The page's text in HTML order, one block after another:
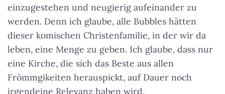
einzugestehen und neugierig aufeinander zu
werden. Denn ich glaube, alle Bubbles hätten
dieser komischen Christenfamilie, in der wir da
leben, eine Menge zu geben. Ich glaube, dass nur
eine Kirche, die sich das Beste aus allen
Frömmgikeiten herauspickt, auf Dauer noch
irgendeine Relevanz haben wird.